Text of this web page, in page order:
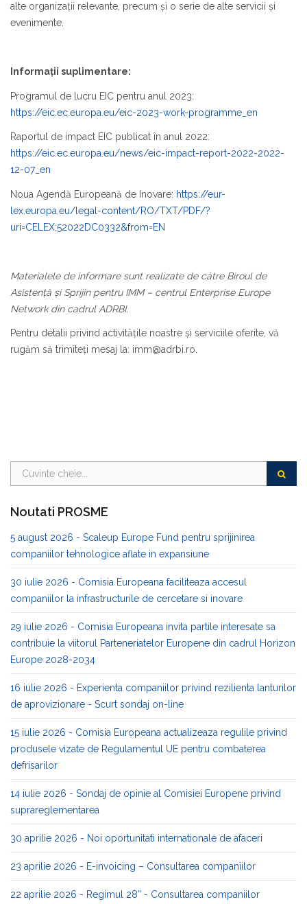
alte organizații relevante, precum și o serie de alte servicii și
evenimente.
Informații suplimentare:
Programul de lucru EIC pentru anul 2023:
https://eic.ec.europa.eu/eic-2023-work-programme_en
Raportul de impact EIC publicat în anul 2022:
https://eic.ec.europa.eu/news/eic-impact-report-2022-2022-
12-07_en
Noua Agendă Europeană de Inovare: https://eur-
lex.europa.eu/legal-content/RO/TXT/PDF/?
uri=CELEX:52022DC0332&from=EN
Materialele de informare sunt realizate de către Biroul de
Asistență și Sprijin pentru IMM – centrul Enterprise Europe
Network din cadrul ADRBI.
Pentru detalii privind activităţile noastre şi serviciile oferite, vă
rugăm să trimiteţi mesaj la: imm@adrbi.ro.
Noutati PROSME
5 august 2026 - Scaleup Europe Fund pentru sprijinirea
companiilor tehnologice aflate in expansiune
30 iulie 2026 - Comisia Europeana faciliteaza accesul
companiilor la infrastructurile de cercetare si inovare
29 iulie 2026 - Comisia Europeana invita partile interesate sa
contribuie la viitorul Parteneriatelor Europene din cadrul Horizon
Europe 2028-2034
16 iulie 2026 - Experienta companiilor privind rezilienta lanturilor
de aprovizionare - Scurt sondaj on-line
15 iulie 2026 - Comisia Europeana actualizeaza regulile privind
produsele vizate de Regulamentul UE pentru combaterea
defrisarilor
14 iulie 2026 - Sondaj de opinie al Comisiei Europene privind
suprareglementarea
30 aprilie 2026 - Noi oportunitati internationale de afaceri
23 aprilie 2026 - E-invoicing – Consultarea companiilor
22 aprilie 2026 - Regimul 28” - Consultarea companiilor